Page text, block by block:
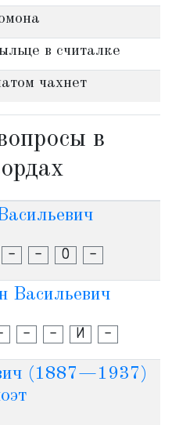
в считалке
чахнет
в
- - О -
Васильевич
- - И -
(1887—1937)